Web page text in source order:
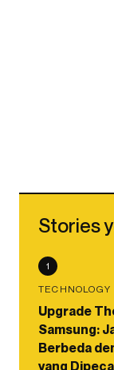
Stories
1
TECHNOLOGY
Upgrade
Samsung:
Berbeda
yang